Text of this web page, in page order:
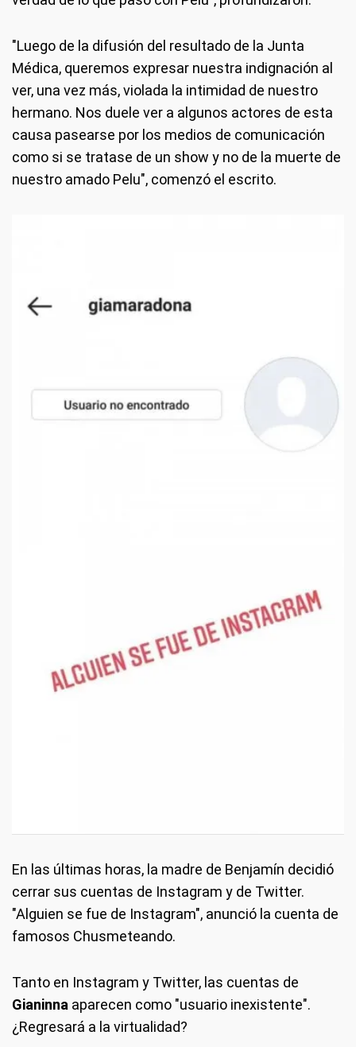
"Luego de la difusión del resultado de la Junta
Médica, queremos expresar nuestra indignación al
ver, una vez más, violada la intimidad de nuestro
hermano. Nos duele ver a algunos actores de esta
causa pasearse por los medios de comunicación
como si se tratase de un show y no de la muerte de
nuestro amado Pelu", comenzó el escrito.
En las últimas horas, la madre de Benjamín decidió
cerrar sus cuentas de Instagram y de Twitter.
"Alguien se fue de Instagram", anunció la cuenta de
famosos Chusmeteando.
Tanto en Instagram y Twitter, las cuentas de
Gianinna aparecen como "usuario inexistente".
¿Regresará a la virtualidad?